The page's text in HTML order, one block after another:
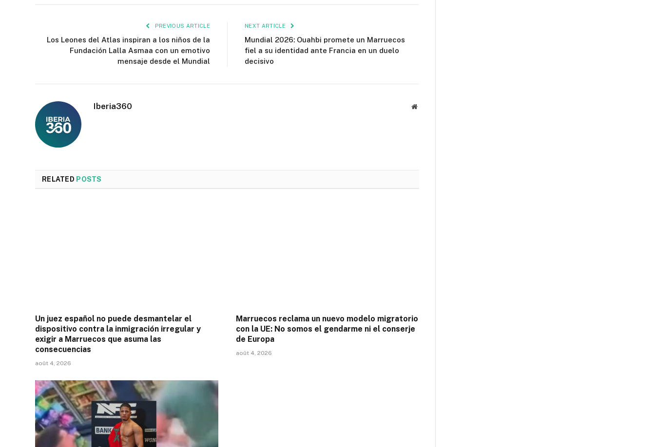
PREVIOUS ARTICLE
Los Leones del Atlas inspiran a los niños de la
Fundación Lalla Asmaa con un emotivo
mensaje desde el Mundial
NEXT ARTICLE
Mundial 2026: Ouahbi promete un Marruecos
fiel a su identidad ante Francia en un duelo
decisivo
Iberia360 Website
RELATED POSTS
Un juez español no puede desmantelar el
dispositivo contra la inmigración irregular y
exigir a Marruecos que asuma las
consecuencias
août 4, 2026
Marruecos reclama un nuevo modelo migratorio
con la UE: No somos el gendarme ni el conserje
de Europa
août 4, 2026